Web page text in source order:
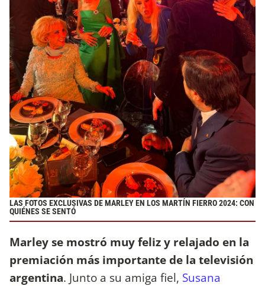
LAS FOTOS EXCLUSIVAS DE MARLEY EN LOS MARTÍN FIERRO 2024: CON
QUIÉNES SE SENTÓ
Marley se mostró muy feliz y relajado en la
premiación más importante de la televisión
argentina. Junto a su amiga fiel, Susana